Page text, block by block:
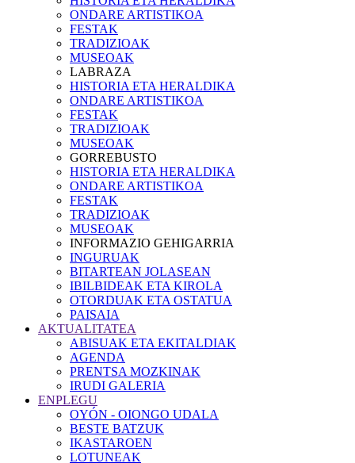
ONDARE ARTISTIKOA
FESTAK
TRADIZIOAK
MUSEOAK
LABRAZA
HISTORIA ETA HERALDIKA
ONDARE ARTISTIKOA
FESTAK
TRADIZIOAK
MUSEOAK
GORREBUSTO
HISTORIA ETA HERALDIKA
ONDARE ARTISTIKOA
FESTAK
TRADIZIOAK
MUSEOAK
INFORMAZIO GEHIGARRIA
INGURUAK
BITARTEAN JOLASEAN
IBILBIDEAK ETA KIROLA
OTORDUAK ETA OSTATUA
PAISAIA
AKTUALITATEA
ABISUAK ETA EKITALDIAK
AGENDA
PRENTSA MOZKINAK
IRUDI GALERIA
ENPLEGU
OYÓN - OIONGO UDALA
BESTE BATZUK
IKASTAROEN
LOTUNEAK